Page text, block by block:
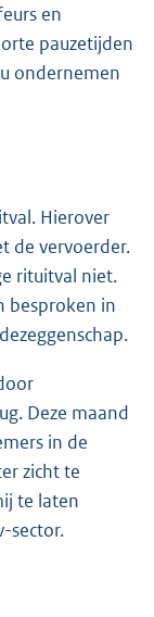
en
pauzetijden
ondernemen
Hierover
de vervoerder.
rituitval niet.
besproken in
Deze maand
in de
zicht te
te laten
sector.